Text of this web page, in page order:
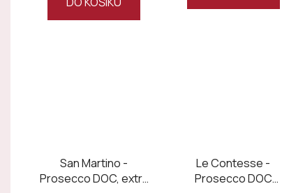
San Martino -
Prosecco DOC, extra
Le Contesse -
Prosecco DOC